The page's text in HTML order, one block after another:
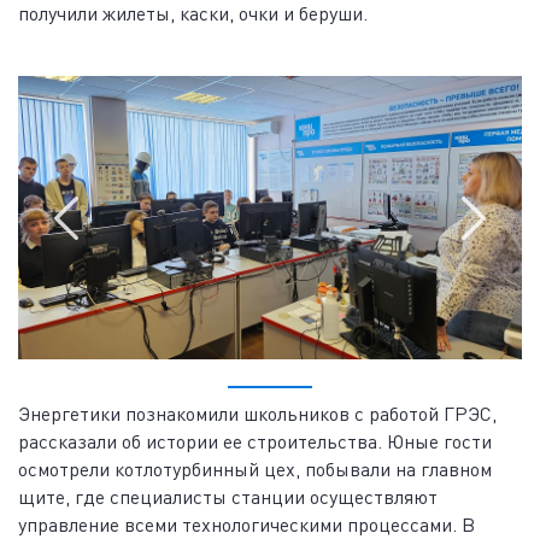
получили жилеты, каски, очки и беруши.
Энергетики познакомили школьников с работой ГРЭС,
рассказали об истории ее строительства. Юные гости
осмотрели котлотурбинный цех, побывали на главном
щите, где специалисты станции осуществляют
управление всеми технологическими процессами. В